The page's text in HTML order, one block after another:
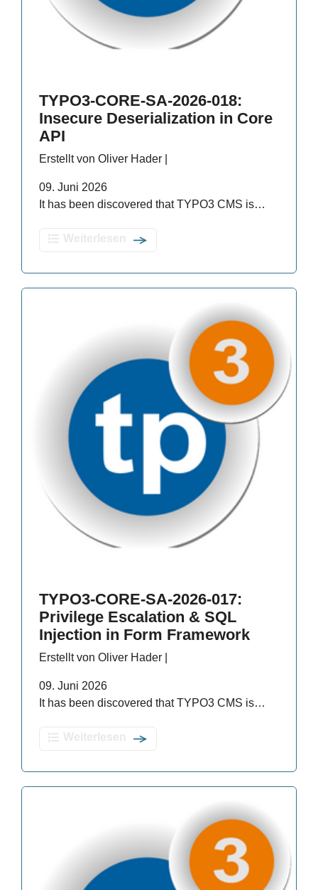
TYPO3-CORE-SA-2026-018:
Insecure Deserialization in Core
API
Erstellt von Oliver Hader |
09. Juni 2026
It has been discovered that TYPO3 CMS is…
TYPO3-CORE-SA-2026-017:
Privilege Escalation & SQL
Injection in Form Framework
Erstellt von Oliver Hader |
09. Juni 2026
It has been discovered that TYPO3 CMS is…